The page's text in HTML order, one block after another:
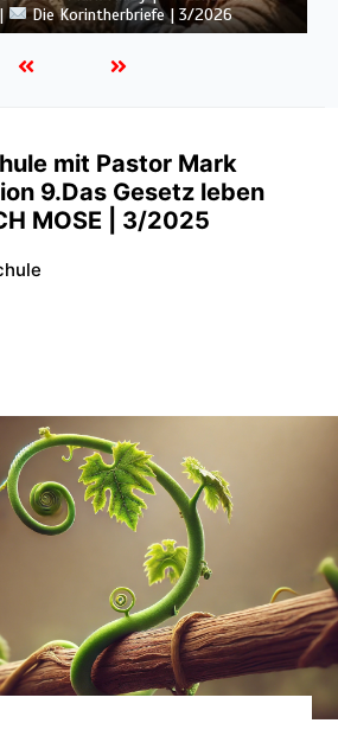
|
Die Korintherbriefe | 3/2026
mit Pastor Mark
9.Das Gesetz leben
MOSE | 3/2025